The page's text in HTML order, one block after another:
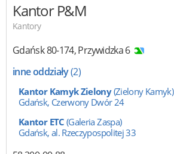
Kantor P&M
Kantory
Gdańsk80-174,Przywidzka 6
inne oddziały(2)
Kantor Kamyk Zielony(Zielony Kamyk)
Gdańsk, Czerwony Dwór 24
Kantor ETC (Galeria Zaspa)
Gdańsk, al. Rzeczypospolitej 33